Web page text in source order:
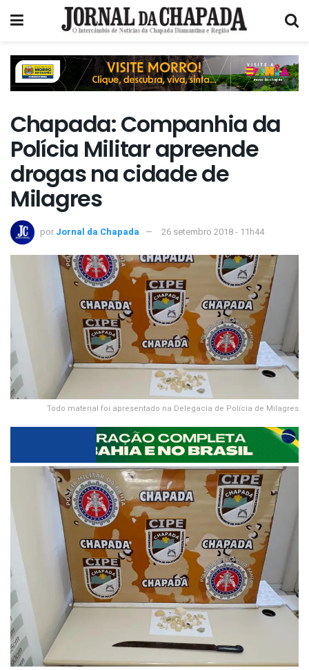
Chapada: Companhia da
Polícia Militar apreende
drogas na cidade de
Milagres
por Jornal da Chapada 26 setembro 2018 - 11h44
Todo material foi apresentado na Delegacia de Polícia de Milagres